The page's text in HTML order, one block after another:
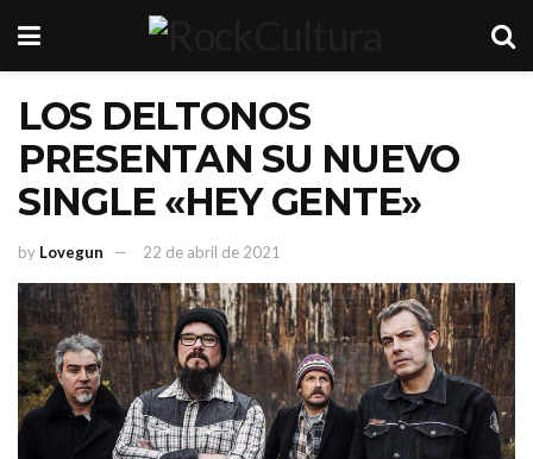
LOS DELTONOS
PRESENTAN SU NUEVO
SINGLE «HEY GENTE»
by Lovegun 22 de abril de 2021